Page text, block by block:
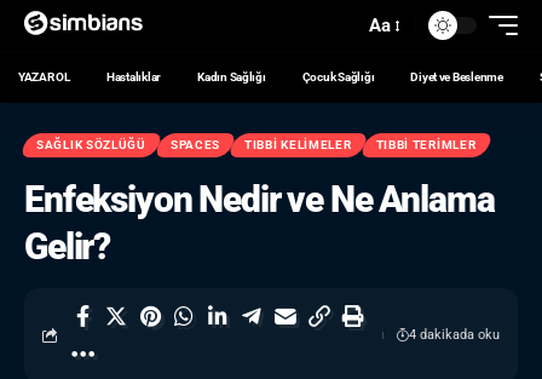
Aa
YAZAR OL Hastalıklar Kadın Sağlığı Çocuk Sağlığı Diyet ve Beslenme
SAĞLIK SÖZLÜĞÜ SPACES TIBBI KELIMELER TIBBI TERIMLER
Enfeksiyon Nedir ve Ne Anlama
Gelir?
4 dakikada oku